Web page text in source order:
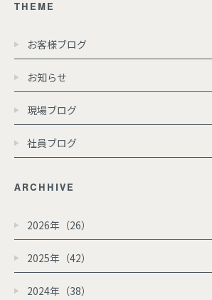
THEME
お客様ブログ
お知らせ
現場ブログ
社員ブログ
ARCHHIVE
2026年（26）
2025年（42）
2024年（38）